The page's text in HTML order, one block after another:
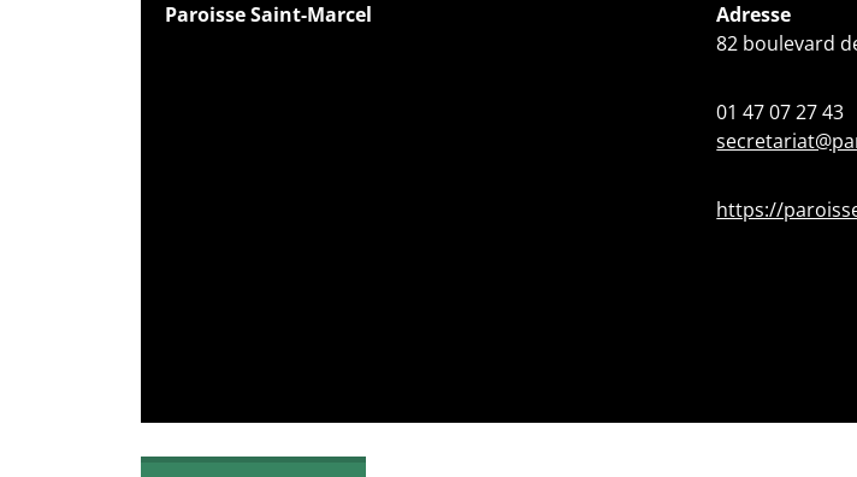
Paroisse Saint-Marcel
Adresse
82 boulevard
01 47 07 27 43
https://